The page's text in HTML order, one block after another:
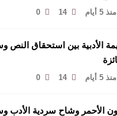
العالم.
منذ 5 أيام 14
0
الأدبية بين استحقاق النص
منذ 5 أيام 14
0
الأحمر وشاح سردية الأدب